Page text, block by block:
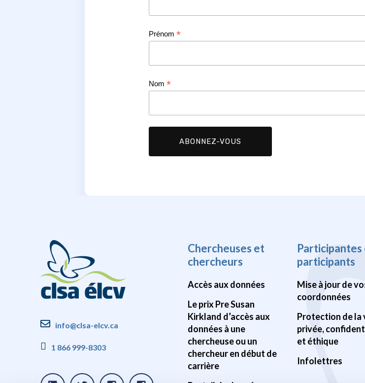
Prénom *
Nom *
info@clsa-elcv.ca
1 866 999-8303
Chercheuses et
chercheurs
Accès aux données
Le prix Pre Susan
Kirkland d’accès aux
données à une
chercheuse ou un
chercheur en début de
carrière
Participantes
participants
Mise à jour de
coordonnées
Protection de la
privée,
et éthique
Infolettres